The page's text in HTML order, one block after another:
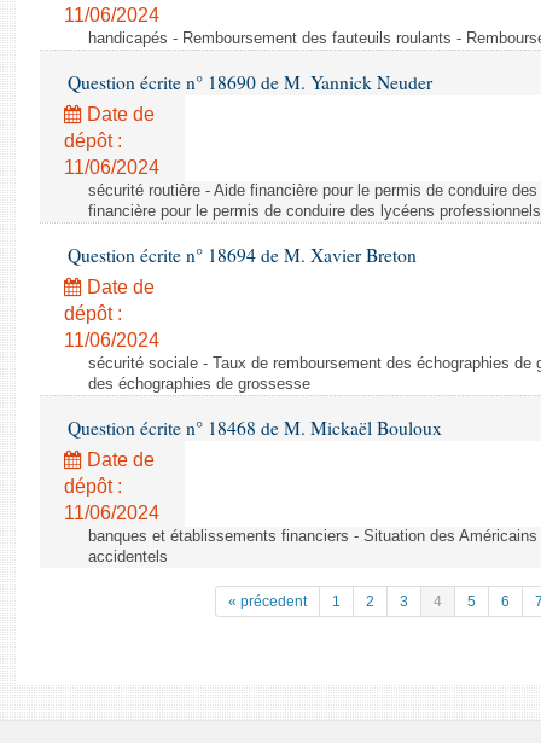
11/06/2024
handicapés - Remboursement des fauteuils roulants -
Question écrite n° 18690 de M. Yannick Neuder
Date de
dépôt :
11/06/2024
sécurité routière - Aide financière pour le permis de conduire
financière pour le permis de conduire des lycéens professionnels
Question écrite n° 18694 de M. Xavier Breton
Date de
dépôt :
11/06/2024
sécurité sociale - Taux de remboursement des échographies de
des échographies de grossesse
Question écrite n° 18468 de M. Mickaël Bouloux
Date de
dépôt :
11/06/2024
banques et établissements financiers - Situation des
accidentels
« précedent 1 2 3 4 5 6